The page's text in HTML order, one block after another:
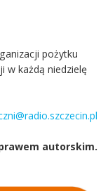
pożytku
w każdą niedzielę
autorskim.